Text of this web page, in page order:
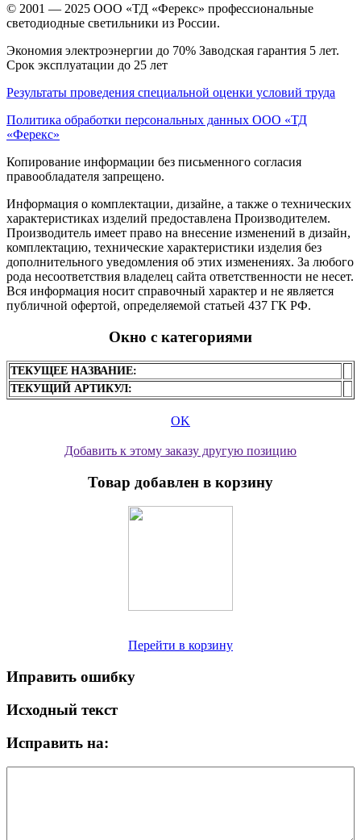
© 2001 — 2025 ООО «ТД «Ферекс» профессиональные
светодиодные светильники из России.
Экономия электроэнергии до 70% Заводская гарантия 5 лет.
Срок эксплуатации до 25 лет
Результаты проведения специальной оценки условий труда
Политика обработки персональных данных ООО «ТД
«Ферекс»
Копирование информации без письменного согласия
правообладателя запрещено.
Информация о комплектации, дизайне, а также о технических
характеристиках изделий предоставлена Производителем.
Производитель имеет право на внесение изменений в дизайн,
комплектацию, технические характеристики изделия без
дополнительного уведомления об этих изменениях. За любого
рода несоответствия владелец сайта ответственности не несет.
Вся информация носит справочный характер и не является
публичной офертой, определяемой статьей 437 ГК РФ.
Окно с категориями
ТЕКУЩЕЕ НАЗВАНИЕ:
ТЕКУЩИЙ АРТИКУЛ:
OK
Добавить к этому заказу другую позицию
Товар добавлен в корзину
Перейти в корзину
Иправить ошибку
Исходный текст
Исправить на: